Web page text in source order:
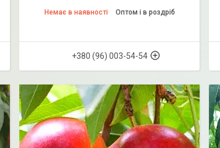
Немає в наявності Оптом і в роздріб
+380 (96) 003-54-54